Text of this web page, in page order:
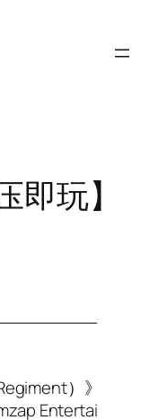
即玩】
）》是一款
Entertainment